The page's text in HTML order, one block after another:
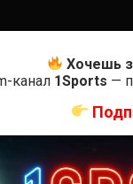
Хочешь
канал 1Sports —